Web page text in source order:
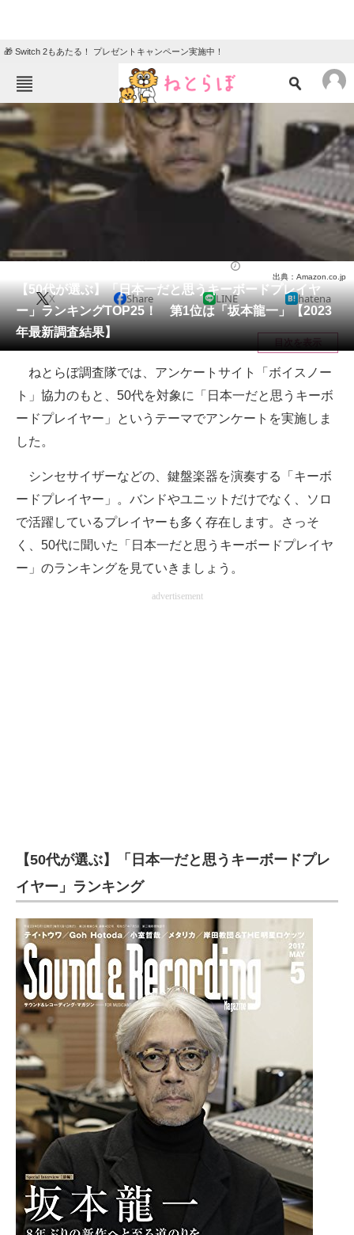
🎁 Switch 2もあたる！ プレゼントキャンペーン実施中！
ねとらぼメニュー
ニュース
エンタメ クイズ
グルメ 地域
動物
会員記事
メディア
注目記事を集めた総合ページ
ITの今と未来を見通す
スマホと通信の最新トレンド
好きが集まる 比べて選べる
ビジネスと働き方のヒント
エレクトロニクス専門サイト
電子設計の基本と応用
エネルギーの専門メディア
建設×テクノロジーの最前線
ちょっと気になるネットの話題
【50代が選ぶ】「日本一だと思うキーボードプレイヤ
ー」ランキングTOP25！ 第1位は「坂本龍一」【2023
年最新調査結果】
出典：Amazon.co.jp
X Share LINE hatena
目次を表示
ねとらぼ調査隊では、アンケートサイト「ボイスノー
ト」協力のもと、50代を対象に「日本一だと思うキーボ
ードプレイヤー」というテーマでアンケートを実施しま
した。
シンセサイザーなどの、鍵盤楽器を演奏する「キーボ
ードプレイヤー」。バンドやユニットだけでなく、ソロ
で活躍しているプレイヤーも多く存在します。さっそ
く、50代に聞いた「日本一だと思うキーボードプレイヤ
ー」のランキングを見ていきましょう。
advertisement
【50代が選ぶ】「日本一だと思うキーボードプレ
イヤー」ランキング